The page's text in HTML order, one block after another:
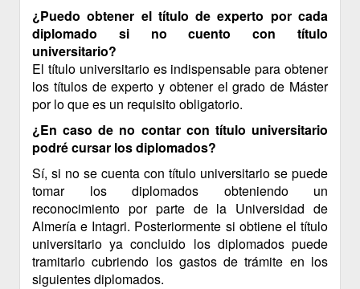
¿Puedo obtener el título de experto por cada
diplomado si no cuento con título
universitario?
El título universitario es indispensable para obtener
los títulos de experto y obtener el grado de Máster
por lo que es un requisito obligatorio.
¿En caso de no contar con título universitario
podré cursar los diplomados?
Sí, si no se cuenta con título universitario se puede
tomar los diplomados obteniendo un
reconocimiento por parte de la Universidad de
Almería e Intagri. Posteriormente si obtiene el título
universitario ya concluido los diplomados puede
tramitarlo cubriendo los gastos de trámite en los
siguientes diplomados.